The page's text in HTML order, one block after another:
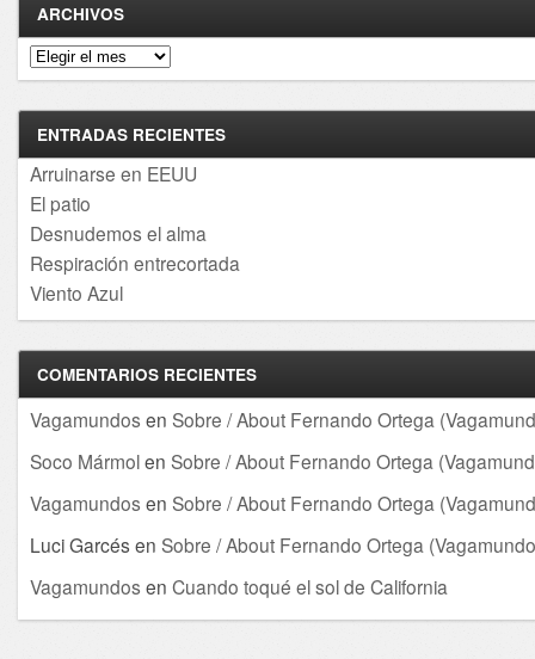
ARCHIVOS
Archivos
ENTRADAS RECIENTES
Arruinarse en EEUU
El patio
Desnudemos el alma
Respiración entrecortada
Viento Azul
COMENTARIOS RECIENTES
Vagamundos en Sobre / About Fernando Ortega
Soco Mármolen Sobre / About Fernando Ortega
Vagamundos en Sobre / About Fernando Ortega
Luci Garcés en Sobre / About Fernando Ortega
Vagamundos en Cuando toqué el sol de California